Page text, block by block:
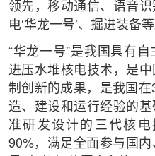
领先，移动通信、语音
电‘华龙一号’、掘进装
“华龙一号”是我国具有
进压水堆核电技术，是
制创新的成果，是我国
造、建设和运行经验的
准研发设计的三代核
90%，满足全面参与国内